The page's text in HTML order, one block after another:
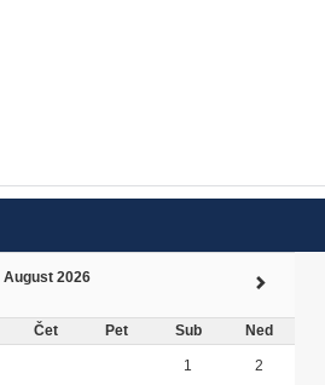
August 2026
Čet Pet Sub Ned
1 2